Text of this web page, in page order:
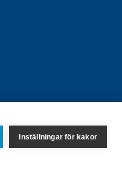
Inställningar för kakor